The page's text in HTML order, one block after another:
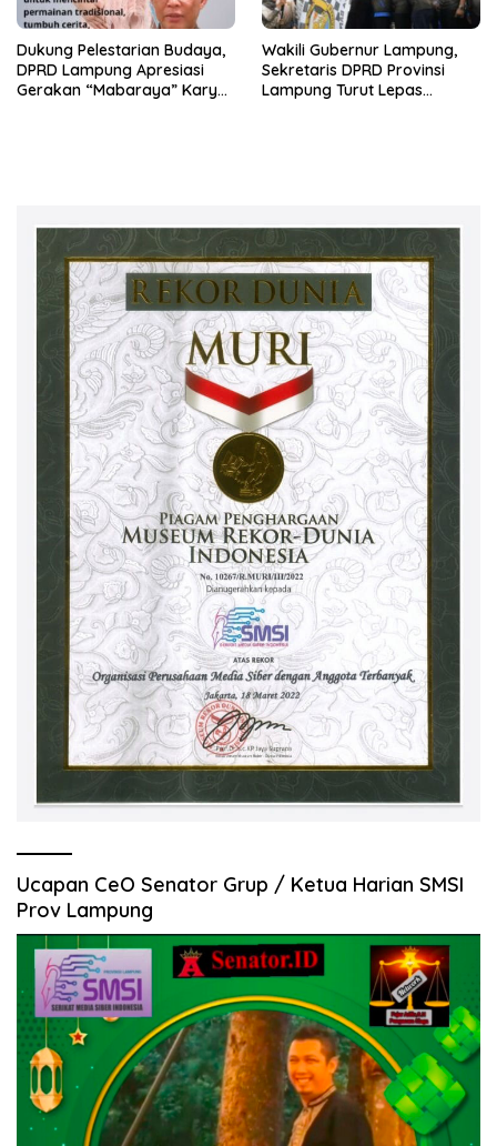
Dukung Pelestarian Budaya,
DPRD Lampung Apresiasi
Gerakan “Mabaraya” Karya
Wakili Gubernur Lampung,
Sekretaris DPRD Provinsi
Lampung Turut Lepas
Ucapan CeO Senator Grup / Ketua Harian SMSI
Prov Lampung